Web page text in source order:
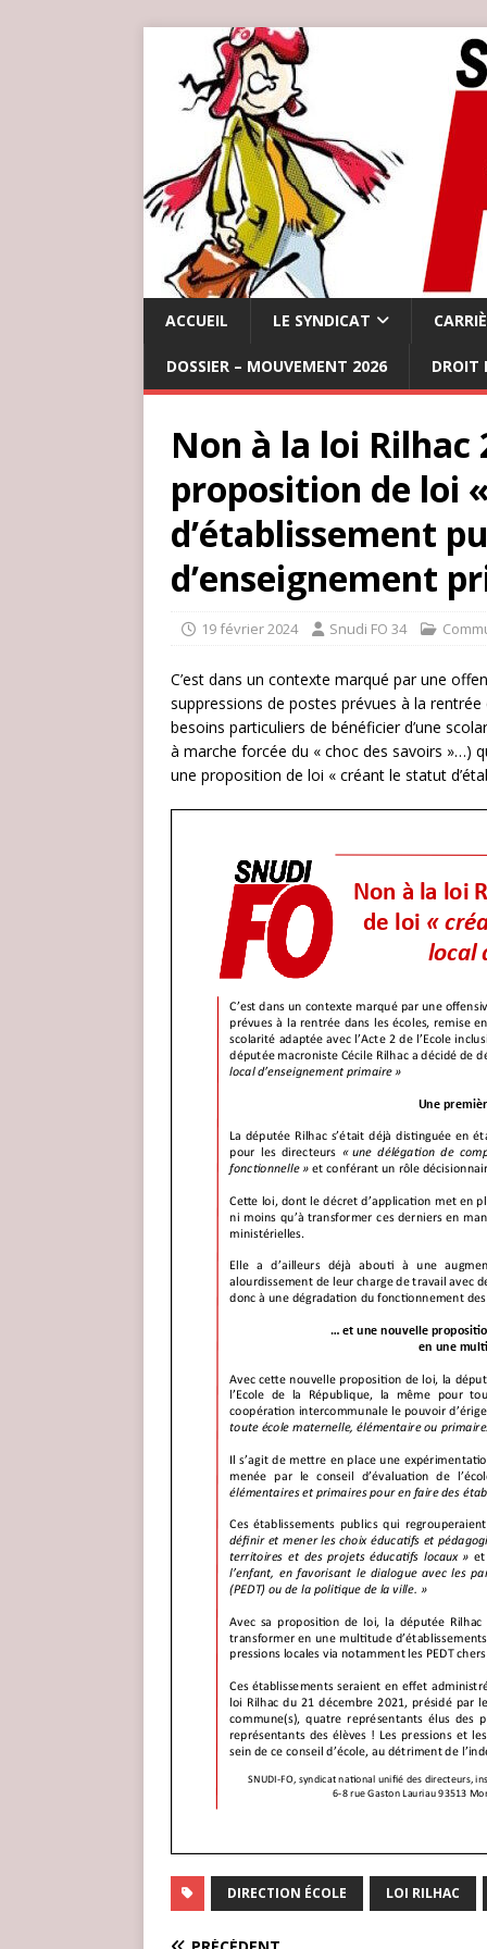
ACCUEIL LE SYNDICAT
DOSSIER – MOUVEMENT 2026 DROIT
Non à la loi Rilhac
proposition de loi
d’établissement
d’enseignement
19 février 2024 Snudi FO 34
C’est dans un contexte marqué par une
suppressions de postes prévues à la
besoins particuliers de bénéficier d’une
à marche forcée du « choc des savoirs »…)
une proposition de loi « créant le statut
DIRECTION ÉCOLE LOI RILHAC